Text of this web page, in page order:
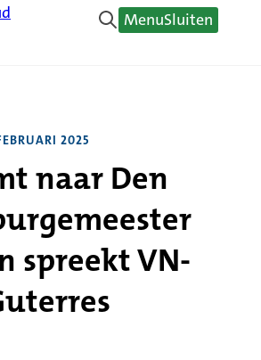
MenuSluiten
2025
naar Den
spreekt VN-